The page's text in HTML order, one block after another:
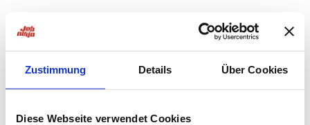
Zustimmung Details Über Cookies
Diese Webseite verwendet Cookies